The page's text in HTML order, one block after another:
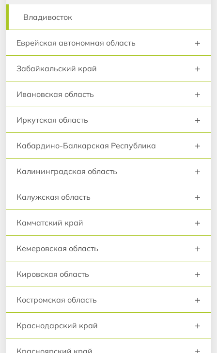
Владивосток
Еврейская автономная область +
Забайкальский край +
Ивановская область +
Иркутская область +
Кабардино-Балкарская Республика +
Калининградская область +
Калужская область +
Камчатский край +
Кемеровская область +
Кировская область +
Костромская область +
Краснодарский край +